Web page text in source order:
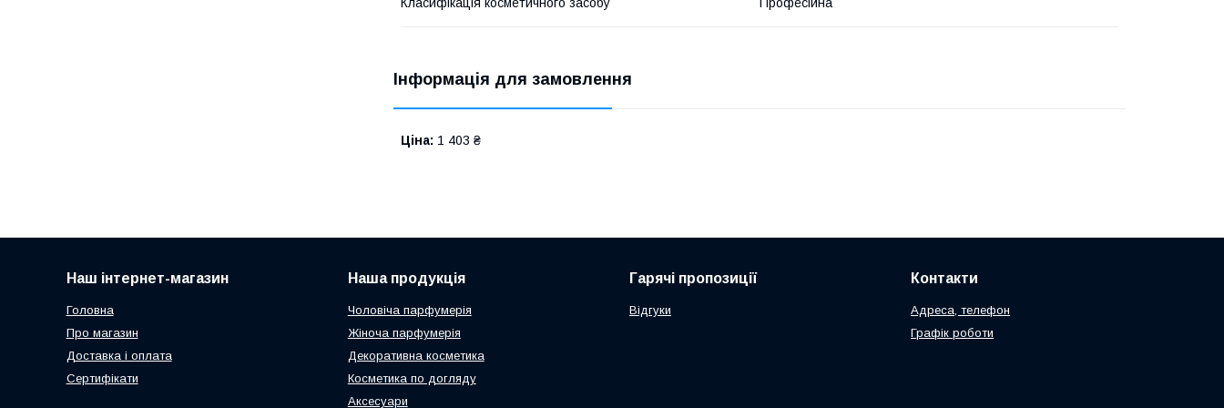
Класифікація косметичного засобу Професійна
Інформація для замовлення
Ціна: 1 403 ₴
Наш інтернет-магазин
Головна
Про магазин
Доставка і оплата
Сертифікати
Наша продукція
Чоловіча парфумерія
Жіноча парфумерія
Декоративна косметика
Косметика по догляду
Аксесуари
Гарячі пропозиції
Відгуки
Контакти
Адреса, телефон
Графік роботи